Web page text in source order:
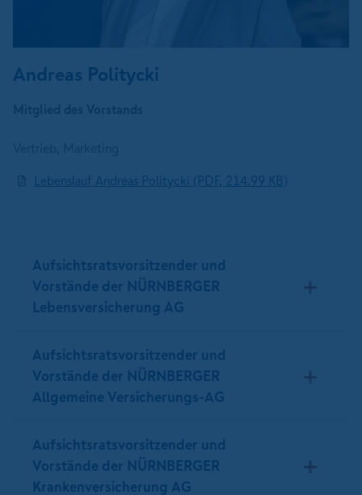
Andreas Politycki
Lebenslauf Andreas Politycki (PDF, 214.99 KB)
Aufsichtsratsvorsitzender und
Vorstände der NÜRNBERGER
Lebensversicherung AG
Aufsichtsratsvorsitzender und
Vorstände der NÜRNBERGER
Allgemeine Versicherungs-AG
Aufsichtsratsvorsitzender und
Vorstände der NÜRNBERGER
Krankenversicherung AG